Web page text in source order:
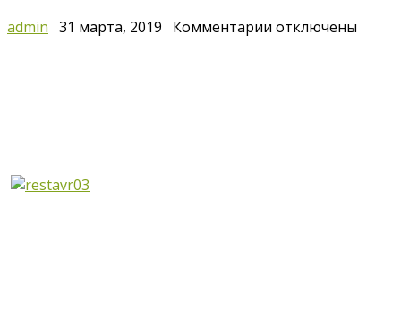
admin 31 марта, 2019 Комментарии котключены